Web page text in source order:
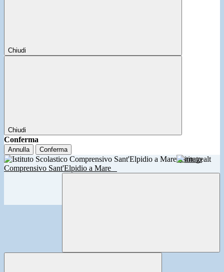
Chiudi
Chiudi
Conferma
Annulla Conferma
Istituto
Comprensivo Sant'Elpidio a Mare